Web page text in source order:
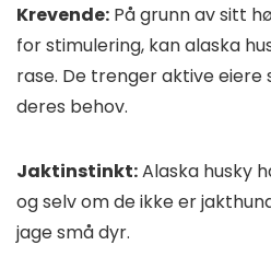
Krevende: På grunn av sitt
for stimulering, kan alaska
rase. De trenger aktive
deres behov.
Jaktinstinkt:Alaska husky
og selv om de ikke er
jage små dyr.